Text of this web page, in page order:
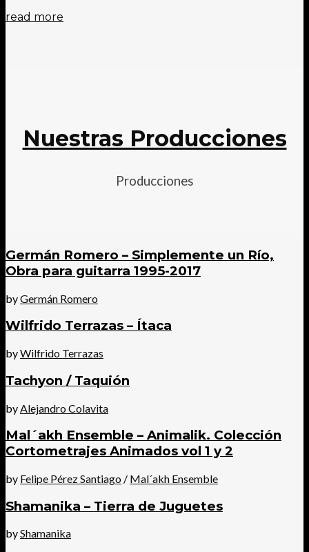
read more
Nuestras Producciones
Producciones
Germán Romero – Simplemente un Río,
Obra para guitarra 1995-2017
byGermán Romero
Wilfrido Terrazas – Ítaca
byWilfrido Terrazas
Tachyon / Taquión
by Alejandro Colavita
Mal´akh Ensemble – Animalik. Colección
Cortometrajes Animados vol 1 y 2
by Felipe Pérez Santiago / Mal´akh Ensemble
Shamanika – Tierra de Juguetes
byShamanika